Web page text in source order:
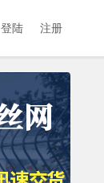
登陆 注册